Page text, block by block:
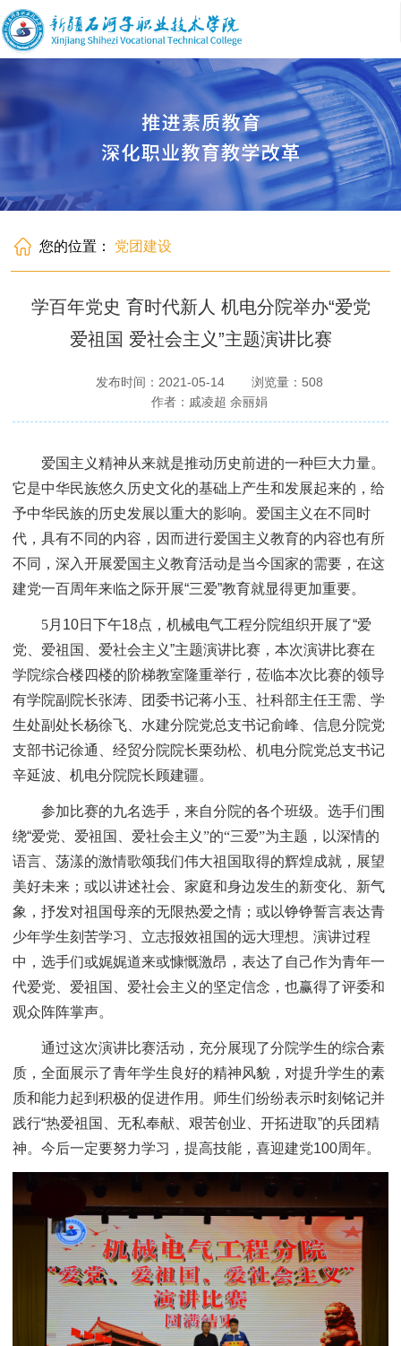
您的位置： 党团建设
学百年党史 育时代新人 机电分院举办“爱党
爱祖国 爱社会主义”主题演讲比赛
发布时间：2021-05-14 浏览量： 508
作者：戚凌超 余丽娟
爱国主义精神从来就是推动历史前进的一种巨大力量。
它是中华民族悠久历史文化的基础上产生和发展起来的，给
予中华民族的历史发展以重大的影响。爱国主义在不同时
代，具有不同的内容，因而进行爱国主义教育的内容也有所
不同，深入开展爱国 主义教育活动是当今国家的需要，在这
建党一百周年来临之际开展“三爱”教育就显得更加重要。
5月 10日下午18点，机械电气工程分院组织开展了“爱
党、爱祖国、爱社会主义”主题演讲比赛，本次演讲比赛在
学院综合楼四楼的阶梯教室隆重举行，莅临本次比赛的领导
有学院副院长张涛、团委书记蒋小玉、社科部主任王需、学
生处副处长杨徐飞、水建分院党总支书记俞峰、信息分院党
支部书记徐通、经贸分院院长栗劲松、机电分院党总支书记
辛延波、机电分院院长顾建疆。
参加比赛的九名选手，来自分院的各个班级。选手们围
绕“爱党、爱祖国、爱社会主义”的“三爱”为主题，以深情的
语言、荡漾的激情歌颂我们伟大祖国取得的辉煌成就，展望
美好未来；或以讲述社会、家庭和身边发生的新变化、新气
象，抒发对祖国母亲的无限热爱之情；或以铮铮誓言表达青
少年学生刻苦学习、立志报效祖国的远大理想。演讲过程
中，选手们或娓娓道来或慷慨激昂，表达了自己作为青年一
代爱党、爱祖国、爱社会主义的坚定信念，也赢得了评委和
观众阵阵掌声。
通过这次演讲比赛活动，充分展现了分院学生的综合素
质，全面展示了青年学生良好的精神风貌，对提升学生的素
质和能力起到积极的促进作用。师生们纷纷表示时刻铭记并
践行“热爱祖国、无私奉献、艰苦创业、开拓进取”的兵团精
神。今后一定要努力学习，提高技能，喜迎建党100周年。